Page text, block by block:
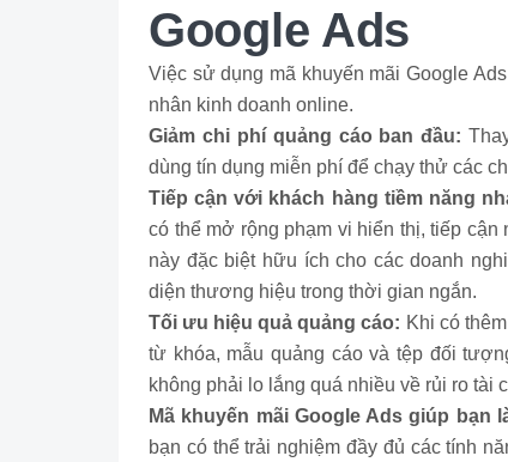
Google Ads
Việc sử dụng mã khuyến mãi Google
nhân kinh doanh online.
Giảm chi phí quảng cáo ban đầu:
dùng tín dụng miễn phí để chạy thử các
Tiếp cận với khách hàng tiềm năng
có thể mở rộng phạm vi hiển thị, tiếp
này đặc biệt hữu ích cho các doanh
diện thương hiệu trong thời gian ngắn.
Tối ưu hiệu quả quảng cáo: Khi có
từ khóa, mẫu quảng cáo và tệp đối
không phải lo lắng quá nhiều về rủi ro tài
Mã khuyến mãi Google Ads giúp bạn
bạn có thể trải nghiệm đầy đủ các tính